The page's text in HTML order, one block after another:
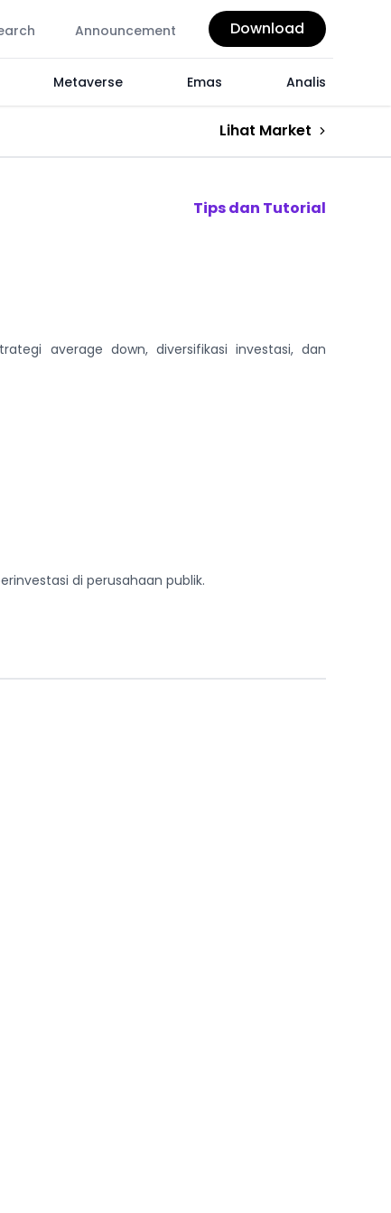
Announcement Download
Metaverse Emas Analis
Lihat Market
Tips dan Tutorial
average down, diversifikasi investasi, dan
di perusahaan publik.